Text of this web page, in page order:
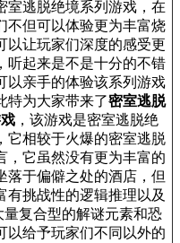
室逃脱绝境系列游戏，在
不但可以体验更为丰富烧
以让玩家们深度的感受更
听起来是不是十分的不错
以亲手的体验该系列游戏
特为大家带来了密室逃脱
，该游戏是密室逃脱绝
它相较于火爆的密室逃脱
，它虽然没有更为丰富的
落于偏僻之处的酒店，但
有挑战性的逻辑推理以及
复合型的解谜元素和恐
以给予玩家们不同以外的